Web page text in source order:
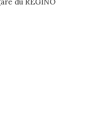
du REGINO